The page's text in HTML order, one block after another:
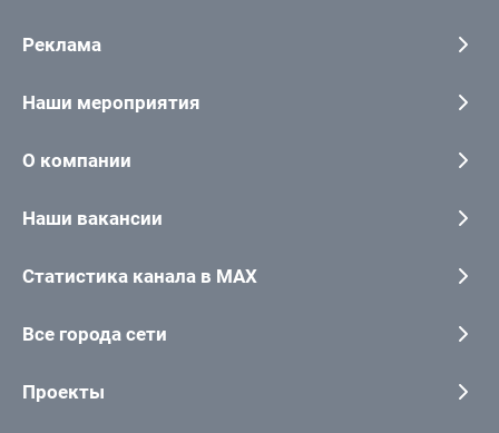
Реклама
Наши мероприятия
О компании
Наши вакансии
Статистика канала в MAX
Все города сети
Проекты